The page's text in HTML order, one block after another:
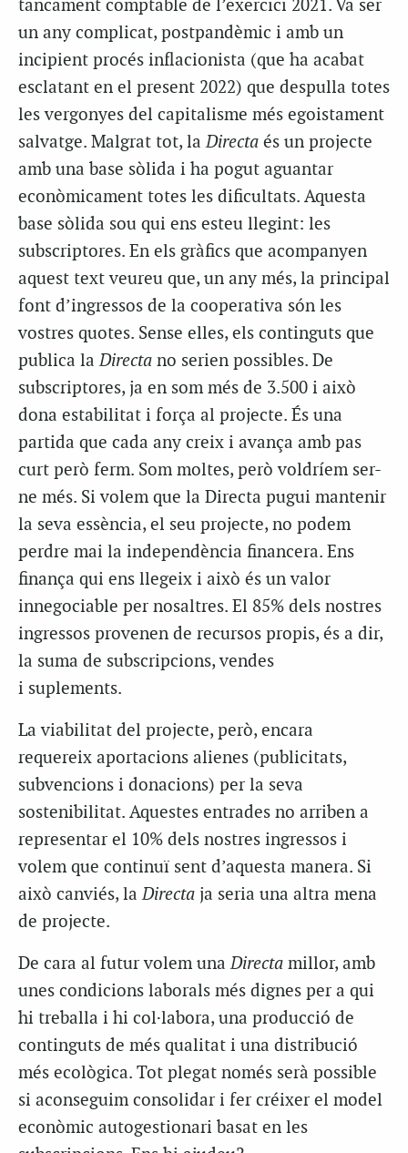
tancament comptable de l’exercici 2021. Va ser
un any complicat, postpandèmic i amb un
incipient procés inflacionista (que ha acabat
esclatant en el present 2022) que despulla totes
les vergonyes del capitalisme més egoistament
salvatge. Malgrat tot, laDirecta és un projecte
amb una base sòlida i ha pogut aguantar
econòmicament totes les dificultats. Aquesta
base sòlida sou qui ens esteu llegint: les
subscriptores. En els gràfics que acompanyen
aquest text veureu que, un any més, la principal
font d’ingressos de la cooperativa són les
vostres quotes. Sense elles, els continguts que
publica la Directa no serien possibles. De
subscriptores, ja en som més de 3.500 i això
dona estabilitat i força al projecte. És una
partida que cada any creix i avança amb pas
curt però ferm. Som moltes, però voldríem ser-
ne més. Si volem que la Directa pugui mantenir
la seva essència, el seu projecte, no podem
perdre mai la independència financera. Ens
finança qui ens llegeix i això és un valor
innegociable per nosaltres. El 85% dels nostres
ingressos provenen de recursos propis, és a dir,
la suma de subscripcions, vendes
i suplements.
La viabilitat del projecte, però, encara
requereix aportacions alienes (publicitats,
subvencions i donacions) per la seva
sostenibilitat. Aquestes entrades no arriben a
representar el 10% dels nostres ingressos i
volem que continuï sent d’aquesta manera. Si
això canviés, laDirecta ja seria una altra mena
de projecte.
De cara al futur volem unaDirecta millor, amb
unes condicions laborals més dignes per a qui
hi treballa i hi col·labora, una producció de
continguts de més qualitat i una distribució
més ecològica. Tot plegat només serà possible
si aconseguim consolidar i fer créixer el model
econòmic autogestionari basat en les